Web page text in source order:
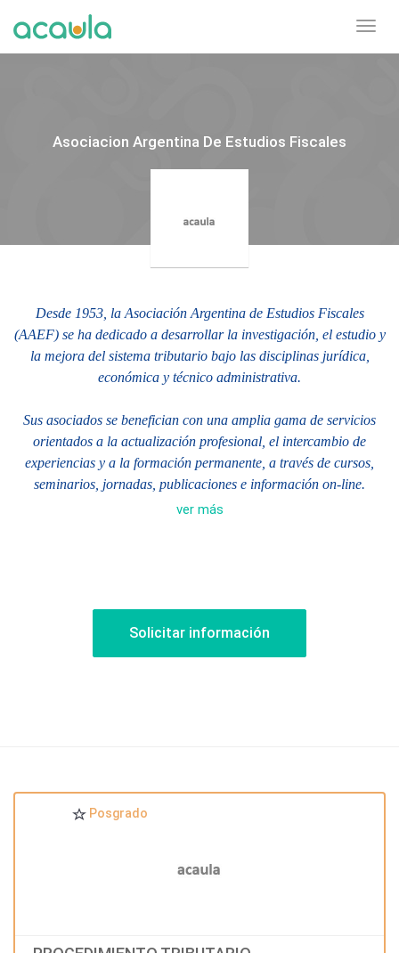
Asociacion Argentina De Estudios Fiscales
Desde 1953, la Asociación Argentina de Estudios Fiscales
(AAEF) se ha dedicado a desarrollar la investigación, el estudio y
la mejora del sistema tributario bajo las disciplinas jurídica,
económica y técnico administrativa.
Sus asociados se benefician con una amplia gama de servicios
orientados a la actualización profesional, el intercambio de
experiencias y a la formación permanente, a través de cursos,
seminarios, jornadas, publicaciones e información on-line.
ver más
Solicitar información
Posgrado